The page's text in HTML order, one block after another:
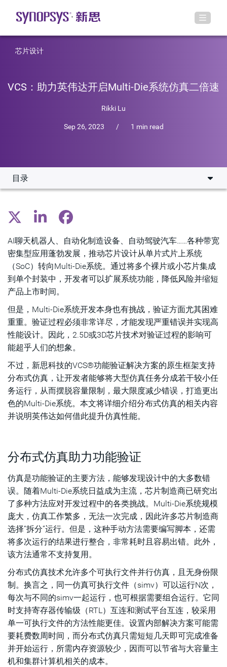
芯片设计
VCS：助力英伟达开启Multi-Die系统仿真二倍速
Rikki Lu
Sep 26, 2023 / 1 min read
目录
总结
AI聊天机器人、自动化制造设备、自动驾驶汽车……各种带宽
密集型应用蓬勃发展，推动芯片设计从单片式片上系统
（SoC）转向Multi-Die系统。通过将多个裸片或小芯片集成
到单个封装中，开发者可以扩展系统功能，降低风险并缩短
产品上市时间。
但是，Multi-Die系统开发本身也有挑战，验证方面尤其困难
重重。验证过程必须非常详尽，才能发现严重错误并实现高
性能设计。因此，2.5D或3D芯片技术对验证过程的影响可
能超乎人们的想象。
不过，新思科技的VCS®功能验证解决方案的原生框架支持
分布式仿真，让开发者能够将大型仿真任务分成若干较小任
务运行，从而摆脱容量限制，最大限度减少错误，打造更出
色的Multi-Die系统。本文将详细介绍分布式仿真的相关内容
并说明英伟达如何借此提升仿真性能。
分布式仿真助力功能验证
仿真是功能验证的主要方法，能够发现设计中的大多数错
误。随着Multi-Die系统日益成为主流，芯片制造商已研究出
了多种方法应对开发过程中的各类挑战。Multi-Die系统规模
庞大，仿真工作繁多，无法一次完成，因此许多芯片制造商
选择“拆分”运行。但是，这种手动方法需要编写脚本，还需
将多次运行的结果进行整合，非常耗时且容易出错。此外，
该方法通常不支持复用。
分布式仿真技术允许多个可执行文件并行仿真，且无身份限
制。换言之，同一仿真可执行文件（simv）可以运行N次，
每次与不同的simv一起运行，也可根据需要组合运行。它同
时支持寄存器传输级（RTL）互连和测试平台互连，较采用
单一可执行文件的方法性能更佳。设置内部解决方案可能需
要耗费数周时间，而分布式仿真只需短短几天即可完成准备
并开始运行，所需内存资源较少，因而可以节省与大容量主
机和集群计算机相关的成本。